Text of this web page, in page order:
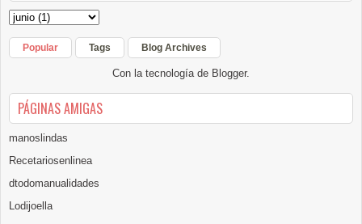
Popular Tags Blog Archives
Con la tecnología de Blogger.
PÁGINAS AMIGAS
manoslindas
Recetariosenlinea
dtodomanualidades
Lodijoella